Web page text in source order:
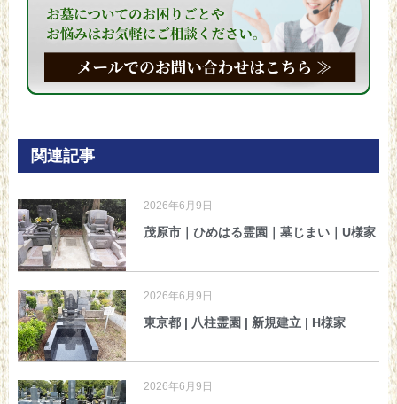
関連記事
茂原市｜ひめはる霊園｜墓じまい｜U様家
2026年6月9日
東京都 | 八柱霊園 | 新規建立 | H様家
2026年6月9日
2026年6月9日